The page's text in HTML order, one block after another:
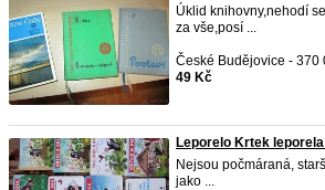
Úklid knihovny,nehodí
za vše,posí ...
České Budějovice - 370
49 Kč
Leporelo Krtek
Nejsou počmáraná,
jako ...